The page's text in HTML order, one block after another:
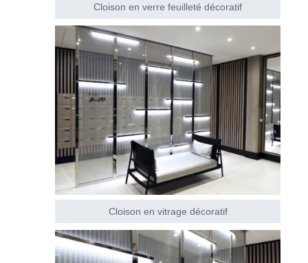
Cloison en verre feuilleté décoratif
Cloison en vitrage décoratif